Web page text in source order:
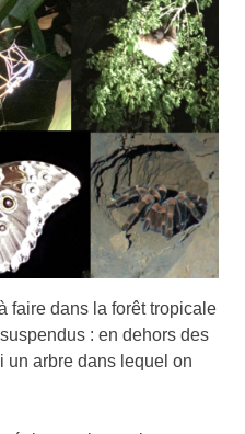
faire dans la forêt tropicale
: en dehors des
un arbre dans lequel on